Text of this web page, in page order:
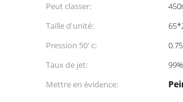
Peut classer:
Taille d'unité:
Pression 50' c:
Taux de jet:
99%
Mettre en évidence: